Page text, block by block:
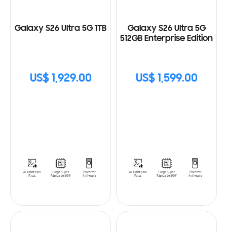
Galaxy S26 Ultra 5G 1TB
US$ 1,929.00
Galaxy S26 Ultra 5G
512GB Enterprise Edition
US$ 1,599.00